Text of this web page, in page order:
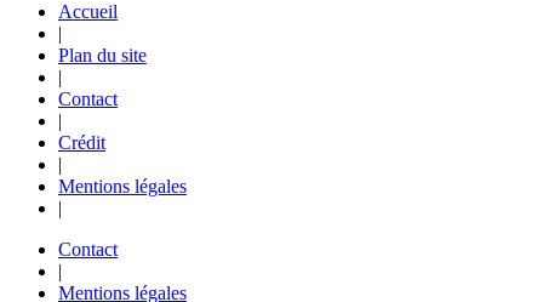
Accueil
|
Plan du site
|
Contact
|
Crédit
|
Mentions légales
|
Contact
|
Mentions légales